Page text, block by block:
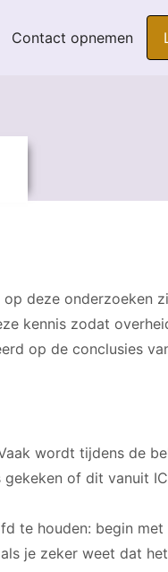
Contact opnemen
deze onderzoeken
kennis zodat
op de conclusies
wordt tijdens de
of dit vanuit
te houden: begin
je zeker weet dat